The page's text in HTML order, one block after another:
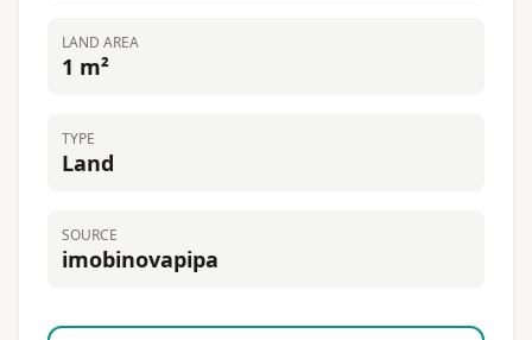
LAND AREA
1 m²
TYPE
Land
SOURCE
imobinovapipa